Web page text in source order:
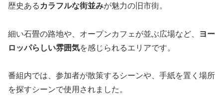
歴史ある カラフルな街並みが魅力の旧市街。
細い石畳の路地や、オープンカフェが並ぶ広場など、
ヨー
ロッパらしい雰囲気を感じられるエリアです。
番組内では、参加者が散策するシーンや、手紙を置く場所
を探すシーンで使用されました。